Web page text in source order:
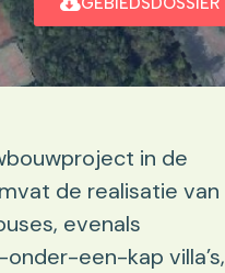
in de
de realisatie van
evenals
een-kap villa’s,